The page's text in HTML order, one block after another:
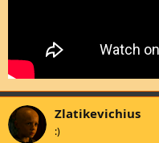
Zlatikevichius
:)